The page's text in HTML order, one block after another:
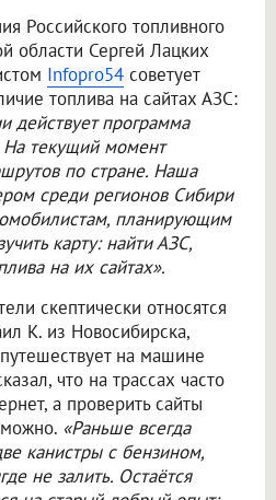
Российского топливного
области Сергей Лацких
Infopro54 советует
топлива на сайтах АЗС:
действует программа
На текущий момент
по стране. Наша
среди регионов Сибири
планирующим
карту: найти АЗС,
на их сайтах».
скептически относятся
К. из Новосибирска,
на машине
что на трассах часто
а проверить сайты
«Раньше всегда
канистры с бензином,
не залить. Остаётся